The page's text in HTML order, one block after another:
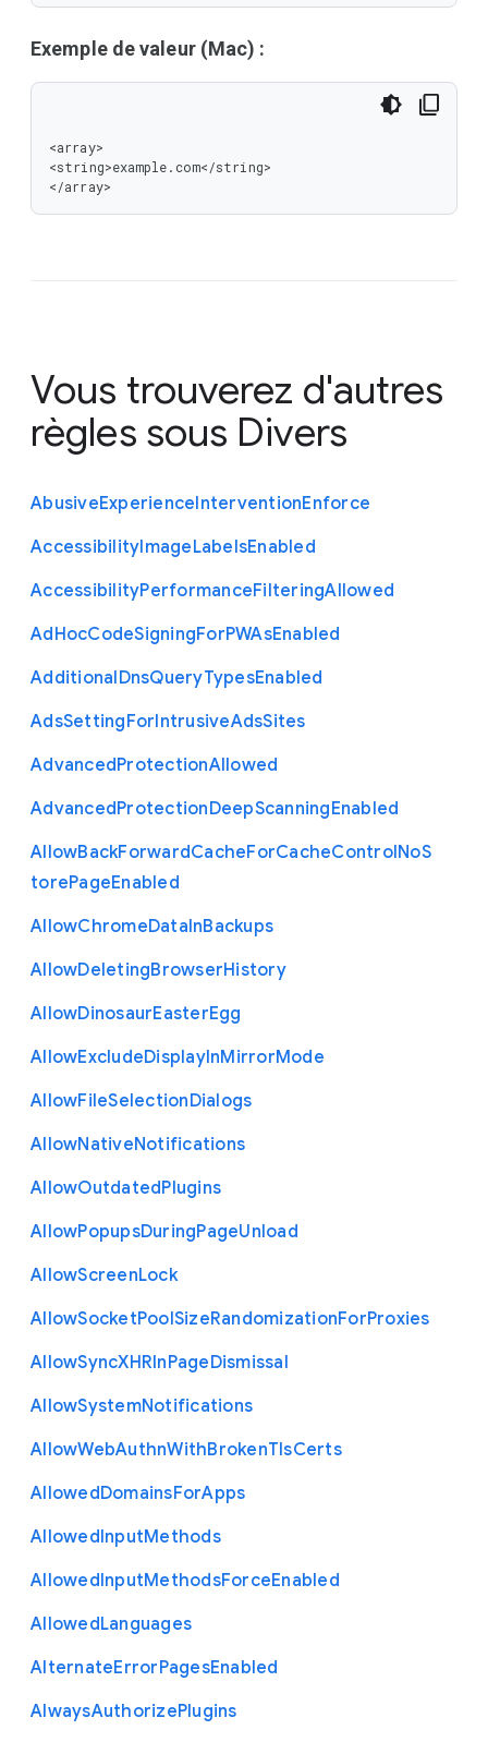
Exemple de valeur (Mac) :
<array>
<string>example.com</string>
</array>
Vous trouverez d'autres
règles sous Divers
AbusiveExperienceInterventionEnforce
AccessibilityImageLabelsEnabled
AccessibilityPerformanceFilteringAllowed
AdHocCodeSigningForPWAsEnabled
AdditionalDnsQueryTypesEnabled
AdsSettingForIntrusiveAdsSites
AdvancedProtectionAllowed
AdvancedProtectionDeepScanningEnabled
AllowBackForwardCacheForCacheControlNoS
torePageEnabled
AllowChromeDataInBackups
AllowDeletingBrowserHistory
AllowDinosaurEasterEgg
AllowExcludeDisplayInMirrorMode
AllowFileSelectionDialogs
AllowNativeNotifications
AllowOutdatedPlugins
AllowPopupsDuringPageUnload
AllowScreenLock
AllowSocketPoolSizeRandomizationForProxies
AllowSyncXHRInPageDismissal
AllowSystemNotifications
AllowWebAuthnWithBrokenTlsCerts
AllowedDomainsForApps
AllowedInputMethods
AllowedInputMethodsForceEnabled
AllowedLanguages
AlternateErrorPagesEnabled
AlwaysAuthorizePlugins